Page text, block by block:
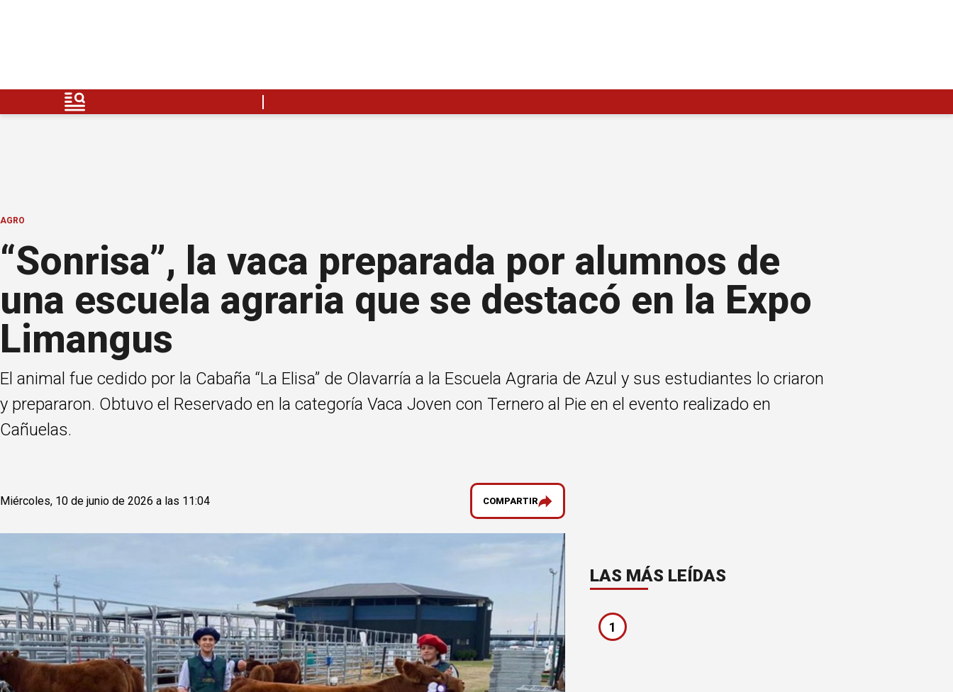
AGRO
“Sonrisa”, la vaca preparada por alumnos de
una escuela agraria que se destacó en la Expo
Limangus
El animal fue cedido por la Cabaña “La Elisa” de Olavarría a la Escuela Agraria de Azul y sus estudiantes lo criaron
y prepararon. Obtuvo el Reservado en la categoría Vaca Joven con Ternero al Pie en el evento realizado en
Cañuelas.
Miércoles, 10 de junio de 2026 a las 11:04 COMPARTIR
LAS MÁS LEÍDAS
1